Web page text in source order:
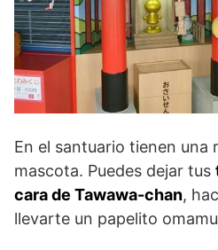
En el santuario tienen una
mascota. Puedes dejar tus
cara de Tawawa-chan,
llevarte un papelito